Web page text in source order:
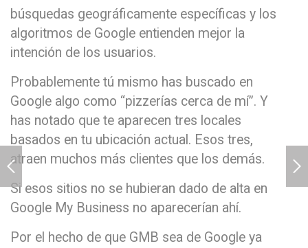
búsquedas geográficamente específicas y los
algoritmos de Google entienden mejor la
intención de los usuarios.
Probablemente tú mismo has buscado en
Google algo como “pizzerías cerca de mí”. Y
has notado que te aparecen tres locales
basados en tu ubicación actual. Esos tres,
atraen muchos más clientes que los demás.
Si esos sitios no se hubieran dado de alta en
Google My Business no aparecerían ahí.
Por el hecho de que GMB sea de Google ya